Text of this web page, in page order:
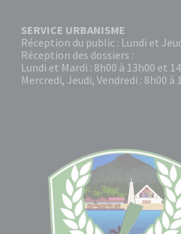
SERVICE URBANISME
Réception du public : Lundi et
Réception des dossiers :
Lundi et Mardi : 8h00 à 13h00 et
Mercredi, Jeudi, Vendredi : 8h00 à